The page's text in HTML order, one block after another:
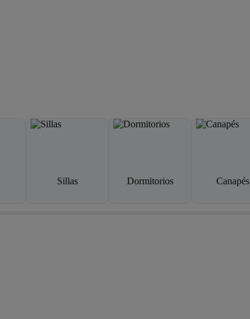
Sillas Dormitorios Canapés